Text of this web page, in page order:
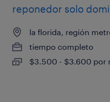
reponedor solo
la florida, región
tiempo completo
$3.500 - $3.600 por